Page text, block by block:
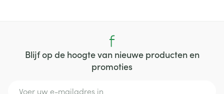
Blijf op de hoogte van nieuwe producten en
promoties